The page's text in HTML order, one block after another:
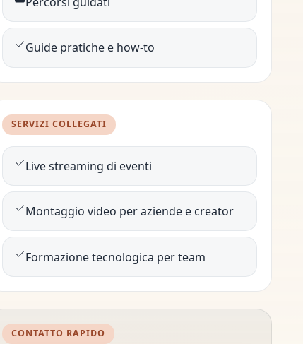
Guide pratiche e how-to
SERVIZI COLLEGATI
Live streaming di eventi
Montaggio video per aziende e creator
Formazione tecnologica per team
CONTATTO RAPIDO